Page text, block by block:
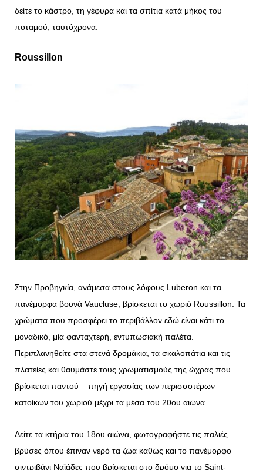
δείτε το κάστρο, τη γέφυρα και τα σπίτια κατά μήκος του
ποταμού, ταυτόχρονα.
Roussillon
Στην Προβηγκία, ανάμεσα στους λόφους Luberon και τα
πανέμορφα βουνά Vaucluse, βρίσκεται το χωριό Roussillon. Τα
χρώματα που προσφέρει το περιβάλλον εδώ είναι κάτι το
μοναδικό, μία φανταχτερή, εντυπωσιακή παλέτα.
Περιπλανηθείτε στα στενά δρομάκια, τα σκαλοπάτια και τις
πλατείες και θαυμάστε τους χρωματισμούς της ώχρας που
βρίσκεται παντού – πηγή εργασίας των περισσοτέρων
κατοίκων του χωριού μέχρι τα μέσα του 20ου αιώνα.
Δείτε τα κτήρια του 18ου αιώνα, φωτογραφήστε τις παλιές
βρύσες όπου έπιναν νερό τα ζώα καθώς και το πανέμορφο
σιντριβάνι Ναϊάδες που βρίσκεται στο δρόμο για το Saint-